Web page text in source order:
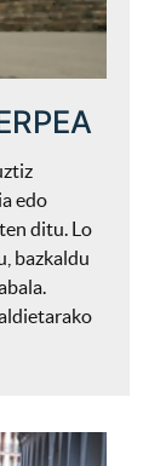
edo
ditu. Lo
bazkaldu